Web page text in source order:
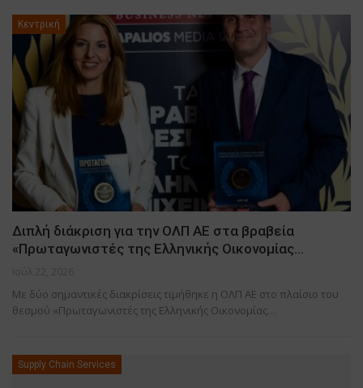
Κεντρική
Διπλή διάκριση για την ΟΛΠ ΑΕ στα βραβεία
«Πρωταγωνιστές της Ελληνικής Οικονομίας…
Με δύο σημαντικές διακρίσεις τιμήθηκε η ΟΛΠ ΑΕ στο πλαίσιο του
θεσμού «Πρωταγωνιστές της Ελληνικής Οικονομίας…
Supply Chain Services